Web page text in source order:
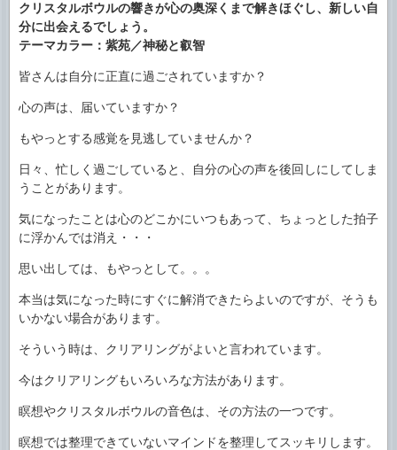
クリスタルボウルの響きが心の奥深くまで解きほぐし、新しい自
分に出会えるでしょう。
テーマカラー：紫苑／神秘と叡智
皆さんは自分に正直に過ごされていますか？
心の声は、届いていますか？
もやっとする感覚を見逃していませんか？
日々、忙しく過ごしていると、自分の心の声を後回しにしてしま
うことがあります。
気になったことは心のどこかにいつもあって、ちょっとした拍子
に浮かんでは消え・・・
思い出しては、もやっとして。。。
本当は気になった時にすぐに解消できたらよいのですが、そうも
いかない場合があります。
そういう時は、クリアリングがよいと言われています。
今はクリアリングもいろいろな方法があります。
瞑想やクリスタルボウルの音色は、その方法の一つです。
瞑想では整理できていないマインドを整理してスッキリします。